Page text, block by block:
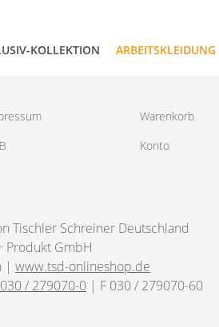
KOLLEKTION ARBEITSKLEIDUNG
Warenkorb
Konto
Tischler Schreiner Deutschland
Produkt GmbH
| www.tsd-onlineshop.de
030 / 279070-0 | F 030 / 279070-60